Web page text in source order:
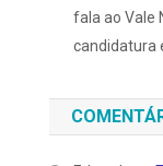
fala ao Vale
candidatura